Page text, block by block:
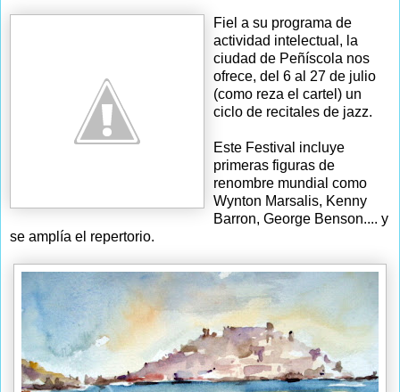
Fiel a su programa de
actividad intelectual, la
ciudad de Peñíscola nos
ofrece, del 6 al 27 de julio
(como reza el cartel) un
ciclo de recitales de jazz.
Este Festival incluye
primeras figuras de
renombre mundial como
Wynton Marsalis, Kenny
Barron, George Benson.... y
se amplía el repertorio.